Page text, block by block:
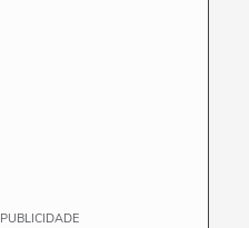
PUBLICIDADE